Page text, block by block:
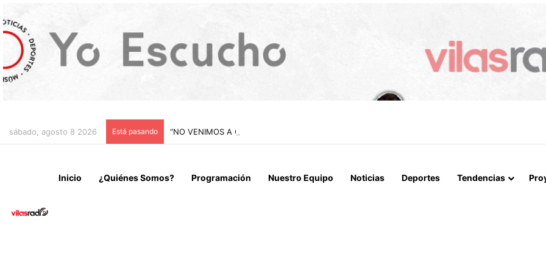
sábado, agosto 8 2026 Está pasando “NO VENIMOS A CELEBRAR LA MUERTE, SINO LA VIDA”: LA EMOTIVA ROMERÍA AL CEMENTERIO
Inicio ¿Quiénes Somos? Programación Nuestro Equipo Noticias Deportes Tendencias